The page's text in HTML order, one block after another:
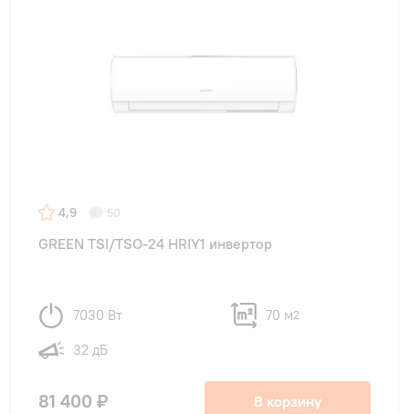
4,9 50
GREEN TSI/TSO-24 HRIY1 инвертор
7030 Вт 70 м2
32 дБ
81 400 ₽ В корзину